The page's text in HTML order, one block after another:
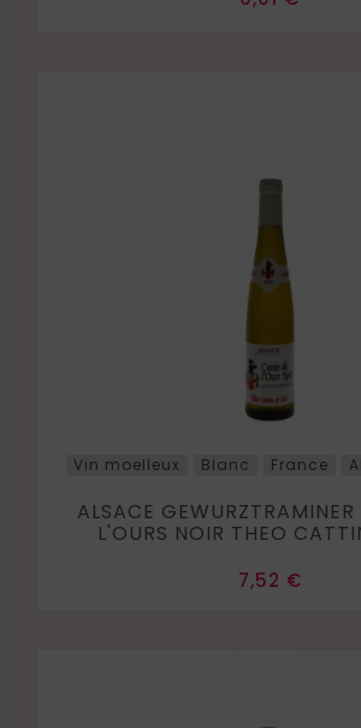
Vin moelleux Blanc France
ALSACE GEWURZTRAMINER
L'OURS NOIR THEO
Prix
7,52 €